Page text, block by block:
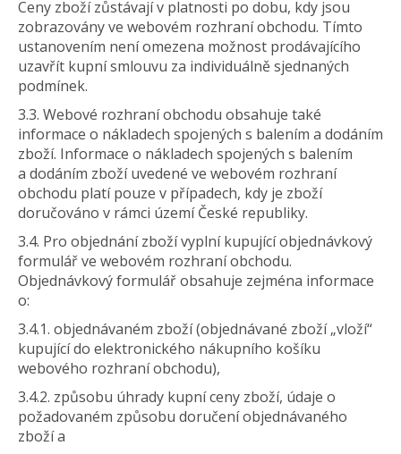
Ceny zboží zůstávají v platnosti po dobu, kdy jsou
zobrazovány ve webovém rozhraní obchodu. Tímto
ustanovením není omezena možnost prodávajícího
uzavřít kupní smlouvu za individuálně sjednaných
podmínek.
3.3. Webové rozhraní obchodu obsahuje také
informace o nákladech spojených s balením a dodáním
zboží. Informace o nákladech spojených s balením
a dodáním zboží uvedené ve webovém rozhraní
obchodu platí pouze v případech, kdy je zboží
doručováno v rámci území České republiky.
3.4. Pro objednání zboží vyplní kupující objednávkový
formulář ve webovém rozhraní obchodu.
Objednávkový formulář obsahuje zejména informace
o:
3.4.1. objednávaném zboží (objednávané zboží „vloží“
kupující do elektronického nákupního košíku
webového rozhraní obchodu),
3.4.2. způsobu úhrady kupní ceny zboží, údaje o
požadovaném způsobu doručení objednávaného
zboží a